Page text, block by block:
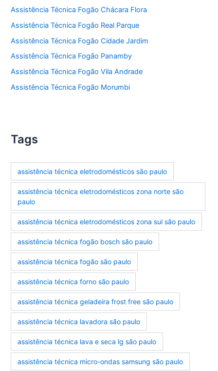
Assistência Técnica Fogão Chácara Flora
Assistência Técnica Fogão Real Parque
Assistência Técnica Fogão Cidade Jardim
Assistência Técnica Fogão Panamby
Assistência Técnica Fogão Vila Andrade
Assistência Técnica Fogão Morumbi
Tags
assistência técnica eletrodomésticos são paulo
assistência técnica eletrodomésticos zona norte são
paulo
assistência técnica eletrodomésticos zona sul são paulo
assistência técnica fogão bosch são paulo
assistência técnica fogão são paulo
assistência técnica forno são paulo
assistência técnica geladeira frost free são paulo
assistência técnica lavadora são paulo
assistência técnica lava e seca lg são paulo
assistência técnica micro-ondas samsung são paulo